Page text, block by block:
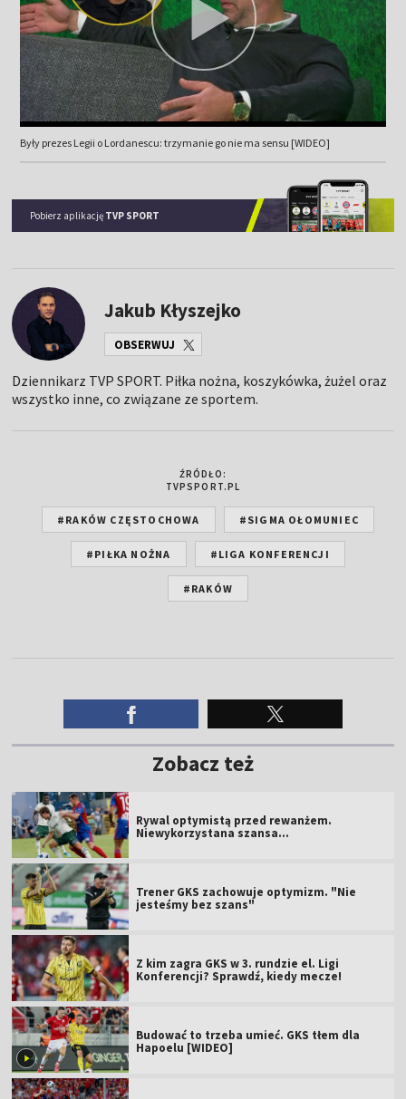
Były prezes Legii o Lordanescu: trzymanie go nie ma sensu [WIDEO]
Pobierz aplikację TVP SPORT
Jakub Kłyszejko
OBSERWUJ
Dziennikarz TVP SPORT. Piłka nożna, koszykówka, żużel oraz
wszystko inne, co związane ze sportem.
ŹRÓDŁO:
TVPSPORT.PL
#RAKÓW CZĘSTOCHOWA #SIGMA OŁOMUNIEC
#PIŁKA NOŻNA #LIGA KONFERENCJI
#RAKÓW
Zobacz też
Rywal optymistą przed rewanżem.
Niewykorzystana szansa...
Trener GKS zachowuje optymizm. "Nie
jesteśmy bez szans"
Z kim zagra GKS w 3. rundzie el. Ligi
Konferencji? Sprawdź, kiedy mecze!
Budować to trzeba umieć. GKS tłem dla
Hapoelu [WIDEO]